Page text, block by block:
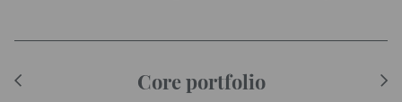
Core portfolio